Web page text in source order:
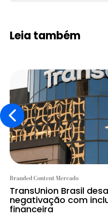
Leia também
Branded Content Mercado
TransUnion Brasil
negativação com
financeira